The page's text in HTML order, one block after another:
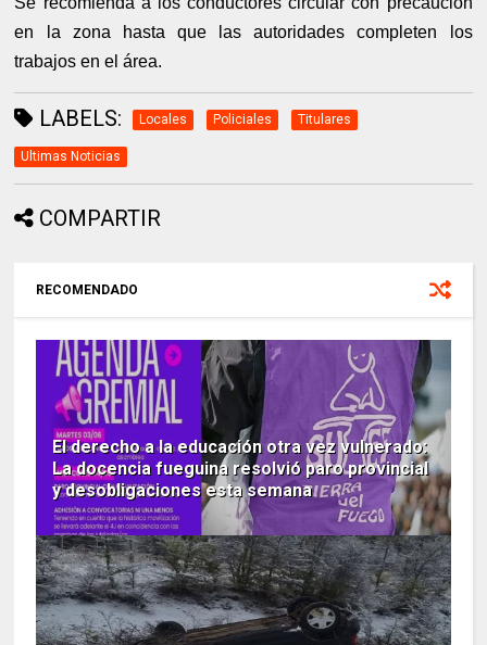
en la zona hasta que las autoridades completen los
trabajos en el área.
LABELS: Locales Policiales Titulares
Ultimas Noticias
COMPARTIR
RECOMENDADO
El derecho a la educación otra vez vulnerado:
La docencia fueguina resolvió paro provincial
y desobligaciones esta semana